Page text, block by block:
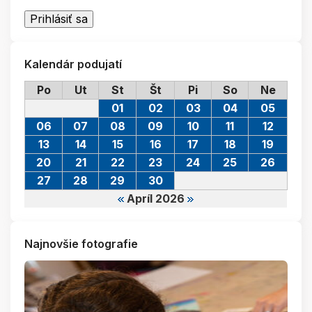
Kalendár podujatí
Po
Ut St Št Pi So Ne
Apríl 2026
01 02 03 04
05
06
07 08 09 10 11
12
13
14 15 16 17 18
19
20
21 22 23 24 25
26
27
28 29 30
Najnovšie fotografie